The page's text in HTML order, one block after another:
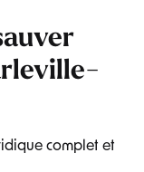
complet et